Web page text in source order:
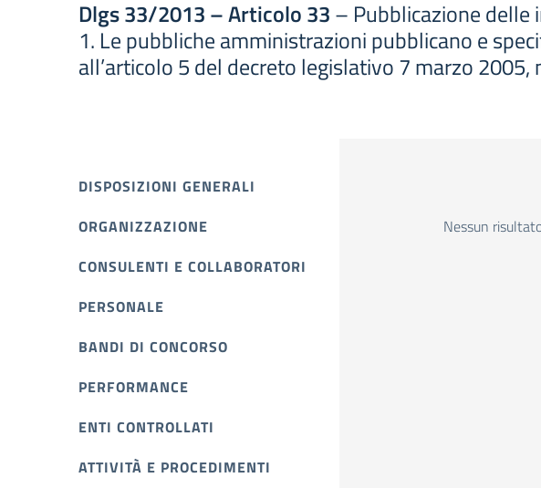
Dlgs 33/2013 – Articolo 33– Pubblicazione delle
1. Le pubbliche amministrazioni pubblicano e
all’articolo 5 del decreto legislativo 7 marzo 2005,
DISPOSIZIONI GENERALI
ORGANIZZAZIONE
CONSULENTI E COLLABORATORI
PERSONALE
BANDI DI CONCORSO
PERFORMANCE
ENTI CONTROLLATI
ATTIVITÀ E PROCEDIMENTI
Nessun